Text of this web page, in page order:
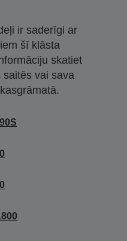
ir saderīgi ar
šī klāsta
skatiet
vai sava